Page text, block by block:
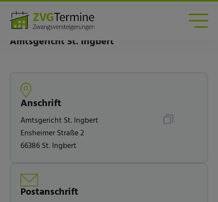
Zwangsversteigerungen am Amtsgericht St
Ingbert
Amtsgericht St. Ingbert
Anschrift
Amtsgericht St. Ingbert
Ensheimer Straße 2
66386 St. Ingbert
Postanschrift